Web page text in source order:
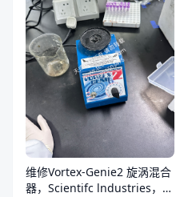
维修Vortex-Genie2 旋涡混合
器，Scientifc lndustries，